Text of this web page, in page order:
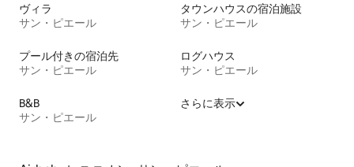
ヴィラ
サン・ピエール
タウンハウスの宿泊施設
サン・ピエール
プール付きの宿泊先
サン・ピエール
ログハウス
サン・ピエール
B&B
サン・ピエール
さらに表示